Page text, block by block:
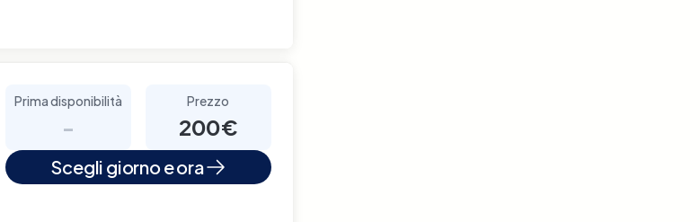
Prima disponibilità
-
Prezzo
200€
Scegli giorno e ora